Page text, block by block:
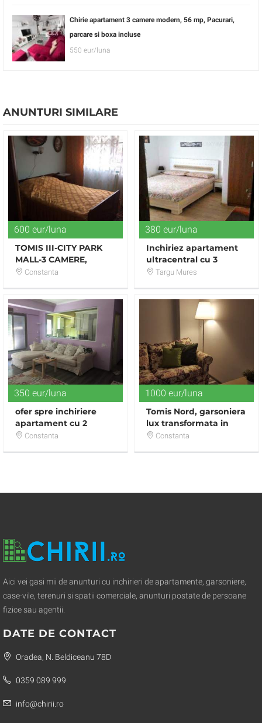
Chirie apartament 3 camere modern, 56 mp, Pacurari,
parcare si boxa incluse
550 eur/luna
ANUNTURI SIMILARE
600 eur/luna
TOMIS III-CITY PARK
MALL-3 CAMERE,
CENTRALA PE GAZE
Constanta
380 eur/luna
Inchiriez apartament
ultracentral cu 3
camere in centru,
Targu Mures
350 eur/luna
ofer spre inchiriere
apartament cu 2
camere in cartierul
Constanta
1000 eur/luna
Tomis Nord, garsoniera
lux transformata in
doua camere
Constanta
Aici vei gasi mii de anunturi cu inchirieri de apartamente, garsoniere,
case-vile, terenuri si spatii comerciale, anunturi postate de persoane
fizice sau agentii.
DATE DE CONTACT
Oradea, N. Beldiceanu 78D
0359 089 999
info@chirii.ro